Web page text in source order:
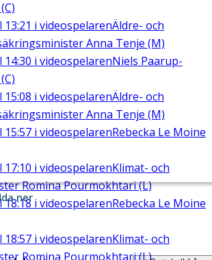
13:21 i videospelarenÄldre- och
Anna Tenje (M)
14:30 i videospelarenNiels Paarup-
15:08 i videospelarenÄldre- och
Anna Tenje (M)
15:57 i videospelarenRebecka Le Moine
17:10 i videospelarenKlimat- och
Romina Pourmokhtari (L)
18:18 i videospelarenRebecka Le Moine
18:57 i videospelarenKlimat- och
Romina Pourmokhtari (L)
ner